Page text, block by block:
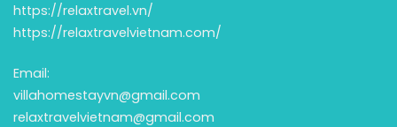
https://relaxtravel.vn/
https://relaxtravelvietnam.com/
Email:
villahomestayvn@gmail.com
relaxtravelvietnam@gmail.com